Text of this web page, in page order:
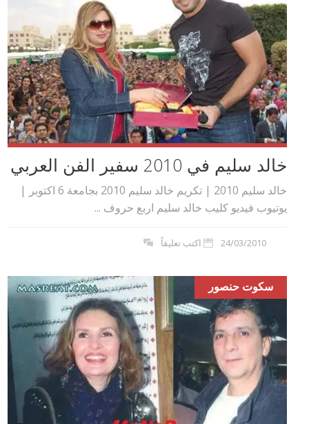
خالد سليم في 2010 سفير الفن العربي
خالد سليم 2010 | تكريم خالد سليم 2010 بجامعة 6 اكتوبر |
يوتيوب فيديو كليب خالد سليم اربع حروف ...
24/03/2010 اكتب تعليقاً
سكوت حنصور